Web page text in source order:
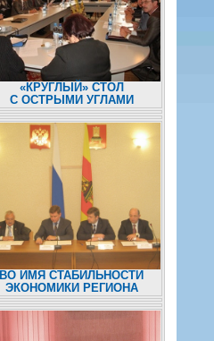
«КРУГЛЫЙ» СТОЛ
С ОСТРЫМИ УГЛАМИ
ВО ИМЯ СТАБИЛЬНОСТИ
ЭКОНОМИКИ РЕГИОНА